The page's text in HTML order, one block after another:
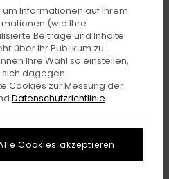
€ 28,12
SALE
DOPPELTER RABATT EXTRA 25 %
Farbe Kalamata
Informationen auf Ihrem
(wie Ihre
Beiträge und Inhalte
über ihr Publikum zu
Ihre Wahl so einstellen,
sich dagegen
Cookies zur Messung der
Datenschutzrichtlinie
Cookies akzeptieren